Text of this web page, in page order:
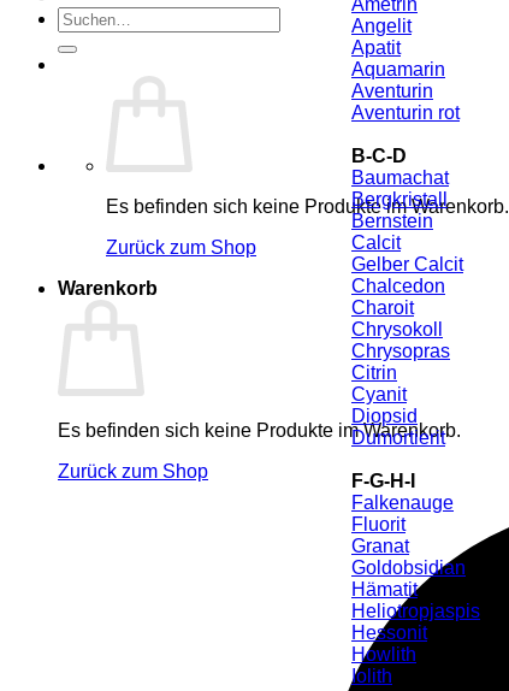
Suche
nach:
Es befinden sich keine Produkte im Warenkorb.
Zurück zum Shop
Warenkorb
Es befinden sich keine Produkte im Warenkorb.
Zurück zum Shop
Ametrin
Angelit
Apatit
Aquamarin
Aventurin
Aventurin rot
B-C-D
Baumachat
Bergkristall
Bernstein
Calcit
Gelber Calcit
Chalcedon
Charoit
Chrysokoll
Chrysopras
Citrin
Cyanit
Diopsid
Dumortierit
F-G-H-I
Falkenauge
Fluorit
Granat
Goldobsidian
Hämatit
Heliotropjaspis
Hessonit
Howlith
Iolith